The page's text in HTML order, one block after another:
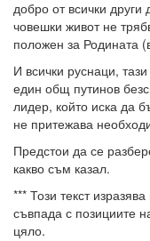
добро от всички
човешки живот не
положен за Родината
И всички руснаци,
един общ путинов
лидер, който иска да
не притежава
Предстои да се
какво съм казал.
*** Този текст
съвпада с позициите
цяло.